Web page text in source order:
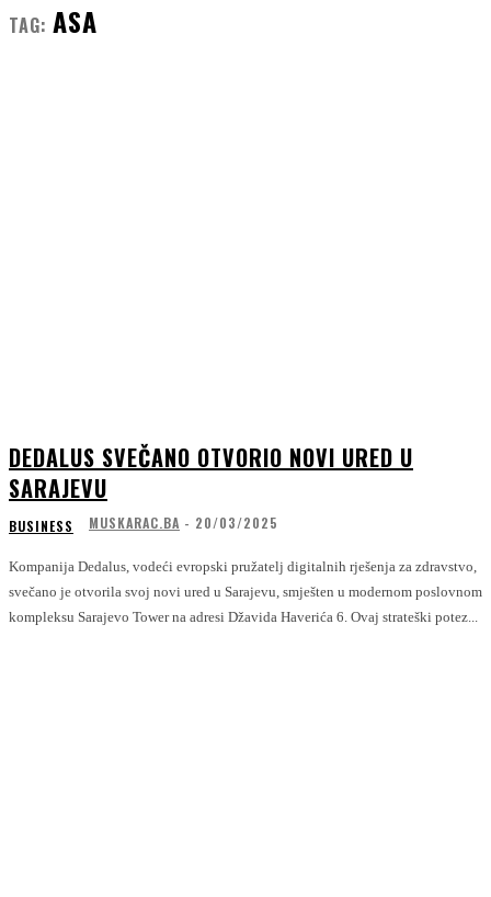
TAG: ASA
DEDALUS SVEČANO OTVORIO NOVI URED U
SARAJEVU
BUSINESS MUSKARAC.BA - 20/03/2025
Kompanija Dedalus, vodeći evropski pružatelj digitalnih rješenja za zdravstvo,
svečano je otvorila svoj novi ured u Sarajevu, smješten u modernom poslovnom
kompleksu Sarajevo Tower na adresi Džavida Haverića 6. Ovaj strateški potez...